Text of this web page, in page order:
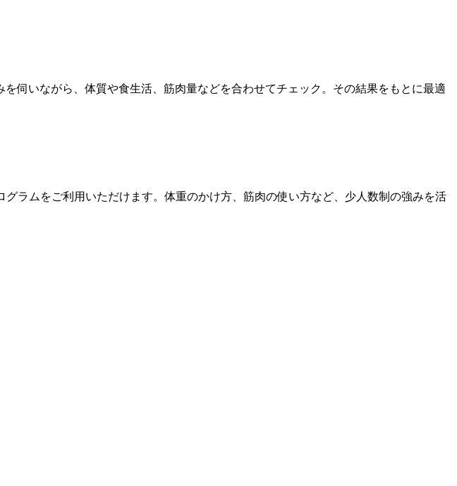
伺いながら、体質や食生活、筋肉量などを合わせてチェック。その結果をもとに最適
ラムをご利用いただけます。体重のかけ方、筋肉の使い方など、少人数制の強みを活